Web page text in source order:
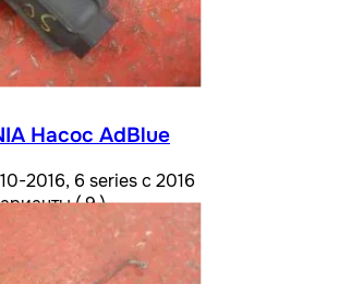
Насос AdBlue
2016, 6 series с 2016
( 9 )